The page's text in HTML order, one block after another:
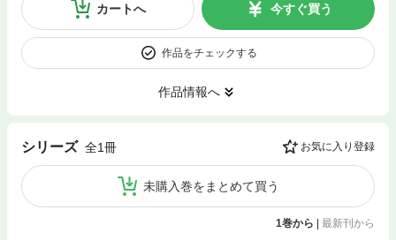
カートへ 今すぐ買う
作品をチェックする
作品情報へ
シリーズ 全1冊 お気に入り登録
未購入巻をまとめて買う
1巻から | 最新刊から